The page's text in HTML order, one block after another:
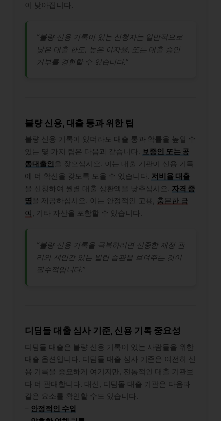
이 낮아집니다.
“불량 신용 기록이 있는 신청자는 일반적으로
낮은 대출 한도, 높은 이자율, 또는 대출 승인
거부를 경험할 수 있습니다.”
불량 신용, 대출 통과 위한 팁
불량 신용 기록이 있더라도 대출 통과 확률을 높일 수
있는 몇 가지 팁은 다음과 같습니다. 보증인 또는 공
동대출인을 찾으십시오. 이는 대출 기관이 신용 기록
에 더 확신을 갖도록 도울 수 있습니다. 저비율 대출
을 신청하여 월별 대출 상환액을 낮추십시오. 자격 증
명 을 제공하십시오. 이는 안정적인 고용, 충분한 급
여 , 기타 자산을 포함할 수 있습니다.
“불량 신용 기록을 극복하려면 신중한 재정 관
리와 책임감 있는 빌림 습관을 보여주는 것이
필수적입니다.”
디딤돌 대출 심사 기준, 신용 기록 중요성
디딤돌 대출은 불량 신용 기록이 있는 사람들을 위한
대출 옵션입니다. 디딤돌 대출 심사 기준은 여전히 신
용 기록을 중요하게 여기지만, 전통적인 대출 기관보
다 더 관대합니다. 대신, 디딤돌 대출 기관은 다음과
같은 요소를 확인할 수도 있습니다.
– 안정적인 수입